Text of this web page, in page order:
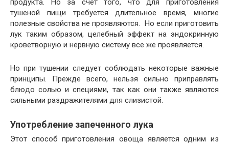
продукта. Но за счет того, что для приготовления
тушеной пищи требуется длительное время, многие
полезные свойства не проявляются. Но если приготовить
лук таким образом, целебный эффект на эндокринную
кроветворную и нервную систему все же проявляется.
Но при тушении следует соблюдать некоторые важные
принципы. Прежде всего, нельзя сильно приправлять
блюдо солью и специями, так как они также являются
сильными раздражителями для слизистой.
Употребление запеченного лука
Этот способ приготовления овоща является одним из